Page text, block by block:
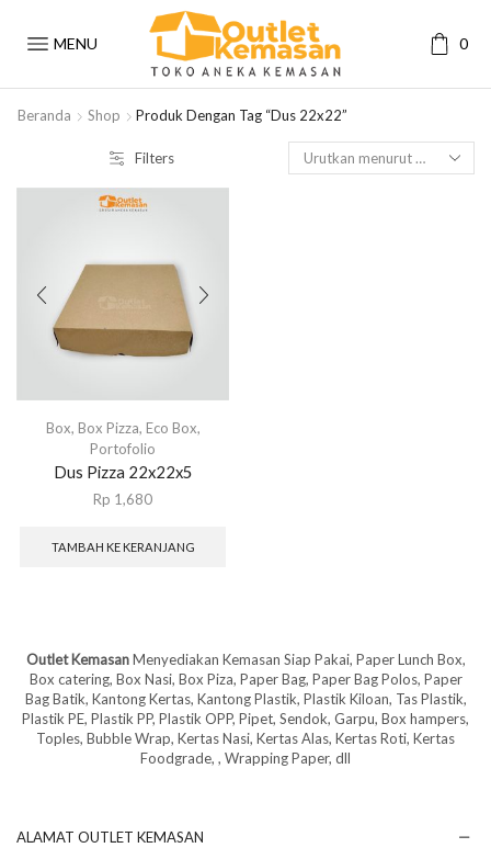
MENU 0
Beranda Shop Produk Dengan Tag “dus 22x22”
Filters
Box, Box Pizza, Eco Box,
Portofolio
Dus Pizza 22x22x5
Rp 1,680
TAMBAH KE KERANJANG
Outlet KemasanMenyediakan Kemasan Siap Pakai, Paper Lunch Box,
Box catering, Box Nasi, Box Piza, Paper Bag, Paper Bag Polos, Paper
Bag Batik, Kantong Kertas, Kantong Plastik, Plastik Kiloan, Tas Plastik,
Plastik PE, Plastik PP, Plastik OPP, Pipet, Sendok, Garpu, Box hampers,
Toples, Bubble Wrap, Kertas Nasi, Kertas Alas, Kertas Roti, Kertas
Foodgrade, , Wrapping Paper, dll
ALAMAT OUTLET KEMASAN